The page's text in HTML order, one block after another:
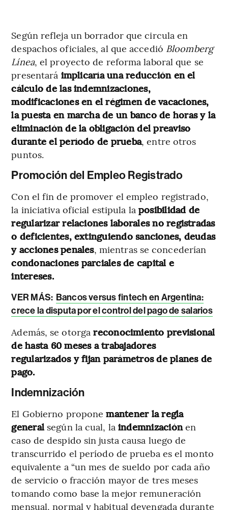
Según refleja un borrador que circula en
despachos oficiales, al que accedió Bloomberg
Línea, el proyecto de reforma laboral que se
presentará implicaría una reducción en el
cálculo de las indemnizaciones,
modificaciones en el régimen de vacaciones,
la puesta en marcha de un banco de horas y la
eliminación de la obligación del preaviso
durante el período de prueba, entre otros
puntos.
Promoción del Empleo Registrado
Con el fin de promover el empleo registrado,
la iniciativa oficial estipula la posibilidad de
regularizar relaciones laborales no registradas
o deficientes, extinguiendo sanciones, deudas
y acciones penales, mientras se concederían
condonaciones parciales de capital e
intereses.
VER MÁS: Bancos versus fintech en Argentina:
crece la disputa por el control del pago de salarios
Además, se otorga reconocimiento previsional
de hasta 60 meses a trabajadores
regularizados y fijan parámetros de planes de
pago.
Indemnización
El Gobierno proponemantener la regla
general según la cual, la indemnizaciónen
caso de despido sin justa causa luego de
transcurrido el período de prueba es el monto
equivalente a “un mes de sueldo por cada año
de servicio o fracción mayor de tres meses
tomando como base la mejor remuneración
mensual, normal y habitual devengada durante